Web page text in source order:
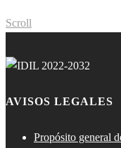
Scroll
AVISOS LEGALES
Propósito general